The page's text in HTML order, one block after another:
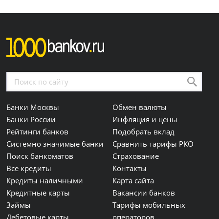
Банки Москвы
Банки России
Рейтинги банков
Системно значимые банки
Поиск банкоматов
Все кредиты
Кредиты наличными
Кредитные карты
Займы
Обмен валюты
Инфляция и цены
Подобрать вклад
Сравнить тарифы РКО
Страхование
Контакты
Карта сайта
Вакансии банков
Тарифы мобильных